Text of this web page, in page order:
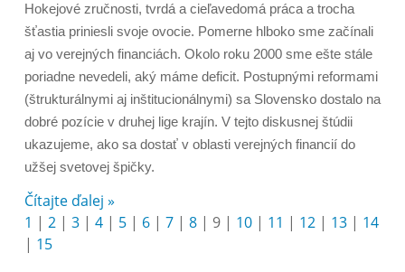
Hokejové zručnosti, tvrdá a cieľavedomá práca a trocha
šťastia priniesli svoje ovocie. Pomerne hlboko sme začínali
aj vo verejných financiách. Okolo roku 2000 sme ešte stále
poriadne nevedeli, aký máme deficit. Postupnými reformami
(štrukturálnymi aj inštitucionálnymi) sa Slovensko dostalo na
dobré pozície v druhej lige krajín. V tejto diskusnej štúdii
ukazujeme, ako sa dostať v oblasti verejných financií do
užšej svetovej špičky.
Čítajte ďalej »
1 | 2| 3| 4| 5| 6| 7| 8| 9| 10| 11 | 12| 13| 14
| 15